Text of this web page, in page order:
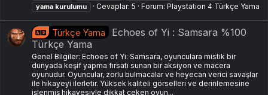
yama kurulumu Cevaplar: 5 Forum: Playstation 4 Türkçe Yama
Türkçe Yama
Echoes of Yi : Samsara %100
Türkçe Yama
Genel Bilgiler: Echoes of Yi: Samsara, oyunculara mistik bir
dünyada keşif yapma fırsatı sunan bir aksiyon ve macera
oyunudur. Oyuncular, zorlu bulmacalar ve heyecan verici savaşlar
ile hikayeyi ilerletir. Yüksek kaliteli görselleri ve derinlemesine
işlenmiş hikayesiyle dikkat çeken oyun...